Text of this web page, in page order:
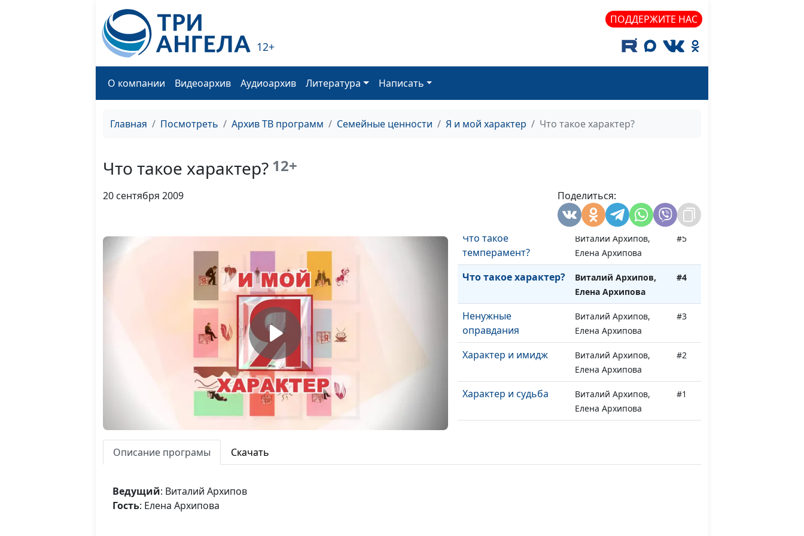
12+
ПОДДЕРЖИТЕ НАС
О компании Видеоархив Аудиоархив Литература Написать
Главная Посмотреть Архив ТВ программ Семейные ценности Я и мой характер Что такое характер?
Что такое характер? 12+
20 сентября 2009 Поделиться:
Виталий Архипов,
Елена Архипова
#9
Особенности
Виталий Архипов,
Елена Архипова
Что такое
темперамент?
Виталий Архипов,
Елена Архипова
#5
Что такое характер?
Виталий Архипов,
Елена Архипова
#4
Ненужные
оправдания
Виталий Архипов,
Елена Архипова
#3
Характер и имидж
Виталий Архипов,
Елена Архипова
#2
Характер и судьба
Виталий Архипов,
Елена Архипова
#1
Описание програмы Скачать
Ведущий: Виталий Архипов
Гость: Елена Архипова